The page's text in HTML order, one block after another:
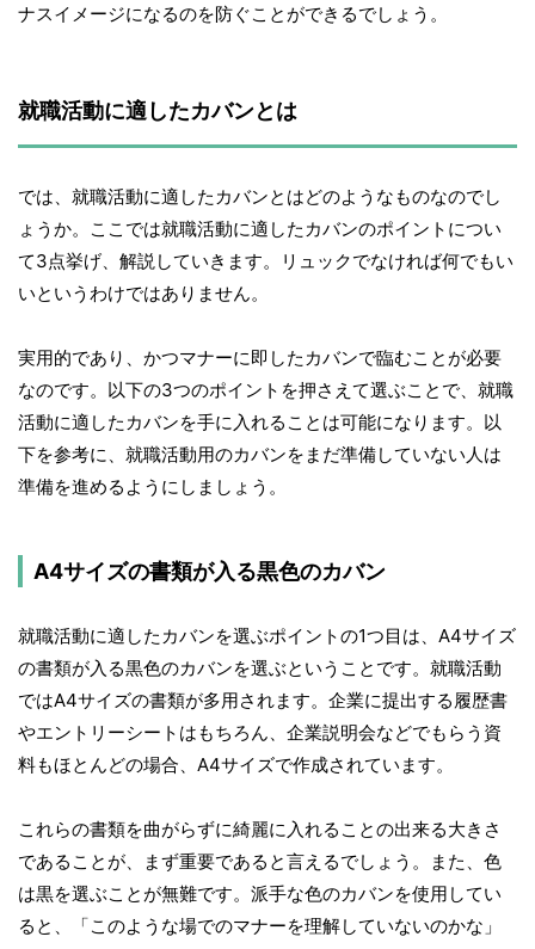
ナスイメージになるのを防ぐことができるでしょう。
就職活動に適したカバンとは
では、就職活動に適したカバンとはどのようなものなのでし
ょうか。ここでは就職活動に適したカバンのポイントについ
て3点挙げ、解説していきます。リュックでなければ何でもい
いというわけではありません。
実用的であり、かつマナーに即したカバンで臨むことが必要
なのです。以下の3つのポイントを押さえて選ぶことで、就職
活動に適したカバンを手に入れることは可能になります。以
下を参考に、就職活動用のカバンをまだ準備していない人は
準備を進めるようにしましょう。
A4サイズの書類が入る黒色のカバン
就職活動に適したカバンを選ぶポイントの1つ目は、A4サイズ
の書類が入る黒色のカバンを選ぶということです。就職活動
ではA4サイズの書類が多用されます。企業に提出する履歴書
やエントリーシートはもちろん、企業説明会などでもらう資
料もほとんどの場合、A4サイズで作成されています。
これらの書類を曲がらずに綺麗に入れることの出来る大きさ
であることが、まず重要であると言えるでしょう。また、色
は黒を選ぶことが無難です。派手な色のカバンを使用してい
ると、「このような場でのマナーを理解していないのかな」